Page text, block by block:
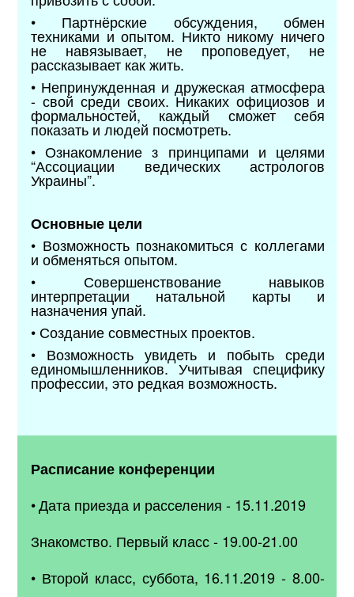
• Партнёрские обсуждения, обмен
техниками и опытом. Никто никому ничего
не навязывает, не проповедует, не
рассказывает как жить.
• Непринужденная и дружеская атмосфера
- свой среди своих. Никаких официозов и
формальностей, каждый сможет себя
показать и людей посмотреть.
•Ознакомление з принципами и целями
“Ассоциации ведических астрологов
Украины”.
Основные цели
• Возможность познакомиться с коллегами
и обменяться опытом.
• Совершенствование навыков
интерпретации натальной карты и
назначения упай.
• Создание совместных проектов.
• Возможность увидеть и побыть среди
единомышленников. Учитывая специфику
профессии, это редкая возможность.
Расписание конференции
•Дата приезда и расселения - 15.11.2019
Знакомство. Первый класс - 19.00-21.00
• Второй класс, суббота, 16.11.2019 - 8.00-